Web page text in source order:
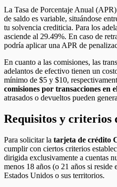
La Tasa de Porcentaje Anual
de saldo es variable, situándose
tu solvencia crediticia. Para los
asciende al 29.49%. En caso de
podría aplicar una APR de
En cuanto a las comisiones, las
adelantos de efectivo tienen un
mínimo de $5 y $10,
comisiones por transacciones en
atrasados o devueltos pueden
Requisitos y criterios
Para solicitar la tarjeta de crédito
cumplir con ciertos criterios
dirigida exclusivamente a cuentas
menos 18 años (o 21 años si
Estados Unidos o sus territorios.